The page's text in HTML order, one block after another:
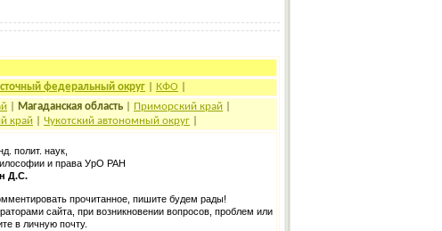
федеральный округ КФО
Магаданская область Приморский край
край Чукотский автономный округ
полит. наук,
и права УрО РАН
Д.С.
прочитанное, пишите будем рады!
сайта, при возникновении вопросов, проблем или
в личную почту.